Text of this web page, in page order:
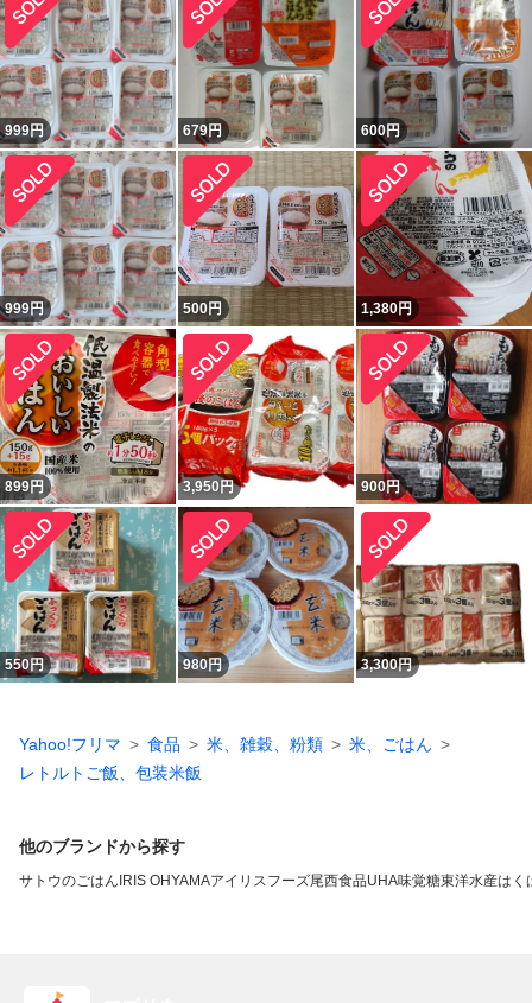
999円 679円 600円
999円 500円 1,380円
899円 3,950 円 900円
550円 980円 3,300円
Yahoo!フリマ 食品 米、雑穀、粉類
米、ごはん
レトルトご飯、包装米飯
他のブランドから探す
サトウのごはん IRIS OHYAMAアイリスフーズ尾西食品UHA味覚糖東洋水産はく